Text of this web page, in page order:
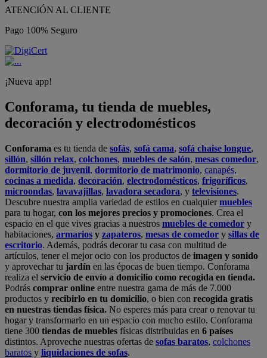
ATENCIÓN AL CLIENTE
Pago 100% Seguro
¡Nueva app!
Conforama, tu tienda de muebles,
decoración y electrodomésticos
Conforama es tu tienda de sofás, sofá cama, sofá chaise longue,
sillón, sillón relax, colchones, muebles de salón, mesas comedor,
dormitorio de juvenil, dormitorio de matrimonio, canapés,
cocinas a medida, decoración, electrodomésticos, frigoríficos,
microondas, lavavajillas, lavadora secadora, y televisiones.
Descubre nuestra amplia variedad de estilos en cualquiermuebles
para tu hogar, con los mejores precios y promociones. Crea el
espacio en el que vives gracias a nuestros muebles de comedor y
habitaciones, armarios y zapateros, mesas de comedor y sillas de
escritorio. Además, podrás decorar tu casa con multitud de
artículos, tener el mejor ocio con los productos de imagen y sonido
y aprovechar tu jardín en las épocas de buen tiempo. Conforama
realiza el servicio de envío a domicilio como recogida en tienda.
Podrás comprar online entre nuestra gama de más de 7.000
productos y recibirlo en tu domicilio, o bien con recogida gratis
en nuestras tiendas física. No esperes más para crear o renovar tu
hogar y transformarlo en un espacio con mucho estilo. Conforama
tiene 300 tiendas de muebles físicas distribuidas en 6 países
distintos. Aproveche nuestras ofertas de sofas baratos, colchones
baratos y liquidaciones de sofas.